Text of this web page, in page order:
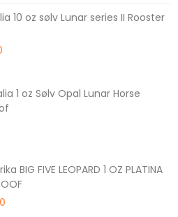
10 oz sølv Lunar series II Rooster
1 oz Sølv Opal Lunar Horse
BIG FIVE LEOPARD 1 OZ PLATINA